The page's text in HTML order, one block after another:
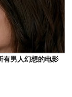
有男人幻想的电影